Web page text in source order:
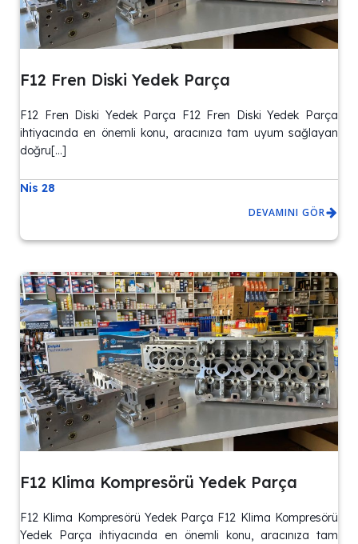
F12 Fren Diski Yedek Parça
F12 Fren Diski Yedek Parça F12 Fren Diski Yedek Parça
ihtiyacında en önemli konu, aracınıza tam uyum sağlayan
doğru[…]
Nis 28
DEVAMINI GÖR
F12 Klima Kompresörü Yedek Parça
F12 Klima Kompresörü Yedek Parça F12 Klima Kompresörü
Yedek Parça ihtiyacında en önemli konu, aracınıza tam